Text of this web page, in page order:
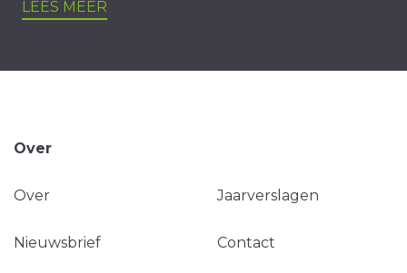
LEES MEER
Over
Over Jaarverslagen
Nieuwsbrief Contact